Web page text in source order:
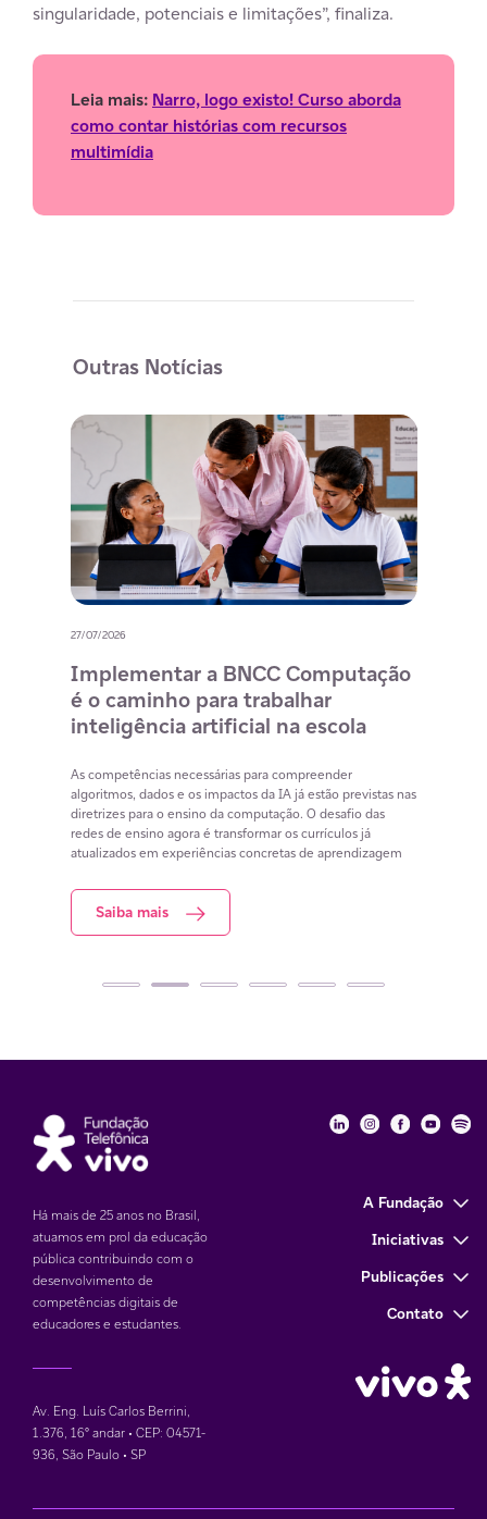
singularidade, potenciais e limitações”, finaliza.
Leia mais: Narro, logo existo! Curso aborda
como contar histórias com recursos
multimídia
Outras Notícias
27/07/2026
Implementar a BNCC Computação
é o caminho para trabalhar
inteligência artificial na escola
As competências necessárias para compreender
algoritmos, dados e os impactos da IA já estão previstas nas
diretrizes para o ensino da computação. O desafio das
redes de ensino agora é transformar os currículos já
atualizados em experiências concretas de aprendizagem
Saiba mais
Há mais de 25 anos no Brasil,
atuamos em prol da educação
pública contribuindo com o
desenvolvimento de
competências digitais de
educadores e estudantes.
Av. Eng. Luís Carlos Berrini,
1.376 16° andar • CEP: 04571-
936 São Paulo • SP
Fundação
Fundação
A Fundação
Iniciativas
Publicações
Contato